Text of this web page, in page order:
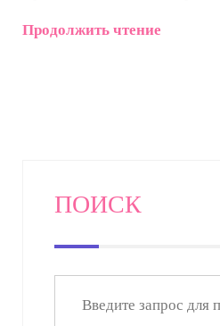
Продолжить чтение
ПОИСК